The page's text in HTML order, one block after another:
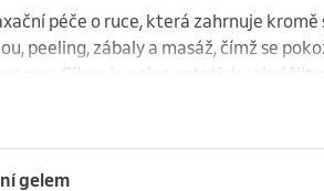
péče o ruce, která zahrnuje
peeling, zábaly a masáž, čímž se
Cílem je nejen esteticky zkrášlit
a nehty, zanechat je zdravé a
gelem